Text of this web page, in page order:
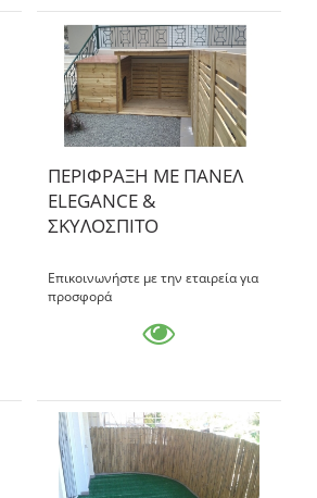
ΠΕΡΙΦΡΑΞΗ ΜΕ ΠΑΝΕΛ
ELEGANCE &
ΣΚΥΛΟΣΠΙΤΟ
Επικοινωνήστε με την εταιρεία για
προσφορά